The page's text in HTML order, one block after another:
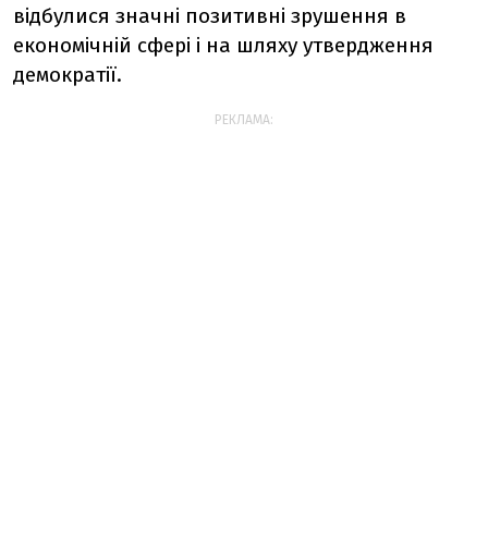
відбулися значні позитивні зрушення в
економічній сфері і на шляху утвердження
демократії.
РЕКЛАМА: